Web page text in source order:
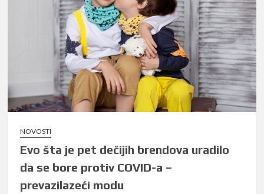
NOVOSTI
Evo šta je pet dečijih brendova uradilo
da se bore protiv COVID-a –
prevazilazeći modu